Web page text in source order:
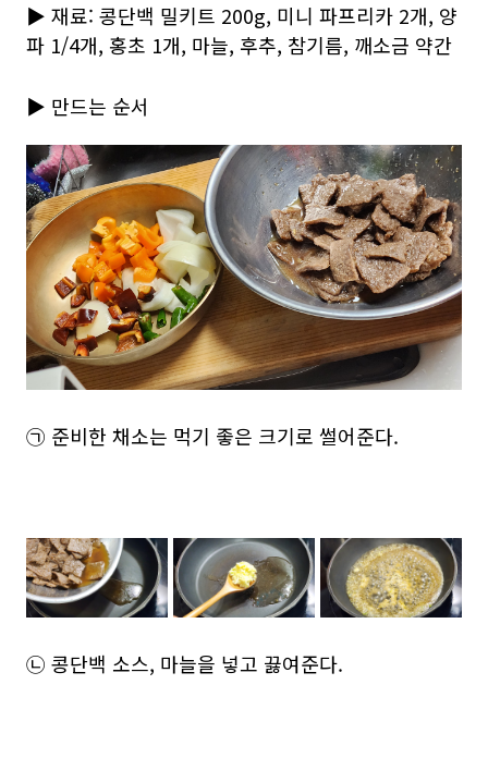
▶ 재료: 콩단백 밀키트 200g, 미니 파프리카 2개, 양
파 1/4개, 홍초 1개, 마늘, 후추, 참기름, 깨소금 약간
▶ 만드는 순서
㉠ 준비한 채소는 먹기 좋은 크기로 썰어준다.
㉡ 콩단백 소스, 마늘을 넣고 끓여준다.